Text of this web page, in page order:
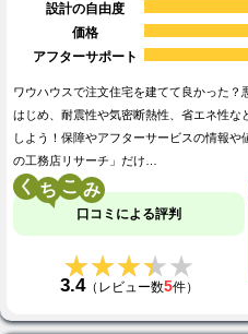
設計の自由度
価格
アフターサポート
ワウハウスで注文住宅を建てて良かった
はじめ、耐震性や気密断熱性、省エネ性な
しよう！保障やアフターサービスの情報
の工務店リサーチ」だけ…
く こ
口コミによる評判
★★★★★
★★★★★
3.4（レビュー数5件）